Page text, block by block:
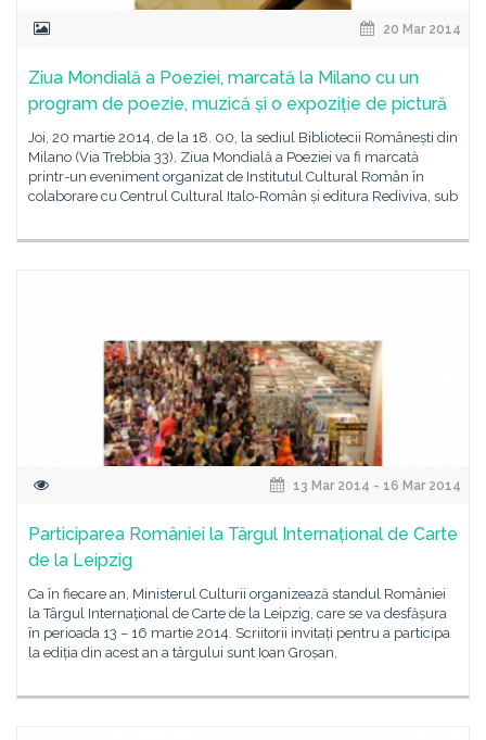
20 Mar 2014
Ziua Mondială a Poeziei, marcată la Milano cu un
program de poezie, muzică și o expoziție de pictură
Joi, 20 martie 2014, de la 18. 00, la sediul Bibliotecii Românești din
Milano (Via Trebbia 33), Ziua Mondială a Poeziei va fi marcată
printr-un eveniment organizat de Institutul Cultural Român în
colaborare cu Centrul Cultural Italo-Român și editura Rediviva, sub
13 Mar 2014 - 16 Mar 2014
Participarea României la Târgul Internațional de Carte
de la Leipzig
Ca în fiecare an, Ministerul Culturii organizează standul României
la Târgul Internațional de Carte de la Leipzig, care se va desfășura
în perioada 13 – 16 martie 2014. Scriitorii invitați pentru a participa
la ediția din acest an a târgului sunt Ioan Groșan,